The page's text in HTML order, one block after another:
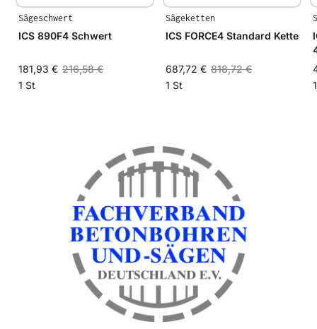
Sägeschwert
ICS 890F4 Schwert
181,93 € 216,58 €
1 St
Sägeketten
ICS FORCE4 Standard Kette
687,72 € 818,72 €
1 St